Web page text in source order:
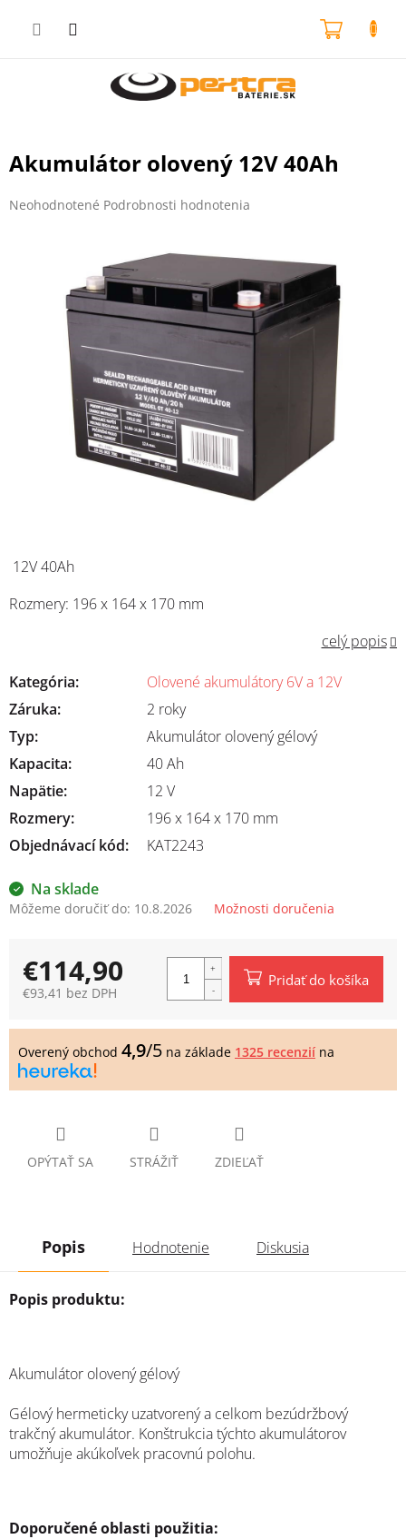
Akumulátor olovený 12V 40Ah
Priemerné
hviezdičiek.
Neohodnotené Podrobnosti hodnotenia
Na sklade
Môžeme doručiť do: 10.8.2026 Možnosti doručenia
12V 40Ah
Rozmery: 196 x 164 x 170 mm
celý popis
OPÝTAŤ SA STRÁŽIŤ ZDIEĽAŤ
Kategória:
Olovené akumulátory 6V a 12V
Záruka:
2 roky
Typ:
Akumulátor olovený gélový
Kapacita:
40 Ah
Napätie:
12 V
Rozmery:
196 x 164 x 170 mm
Objednávací kód:
KAT2243
€114,90
€93,41 bez DPH
cena:
Pridať do košíka
Overený obchod 4,9/5 na základe 1325 recenzií na
Popis Hodnotenie Diskusia
Popis produktu:
Akumulátor olovený gélový
Gélový hermeticky uzatvorený a celkom bezúdržbový
trakčný akumulátor. Konštrukcia týchto akumulátorov
umožňuje akúkoľvek pracovnú polohu.
Doporučené oblasti použitia: